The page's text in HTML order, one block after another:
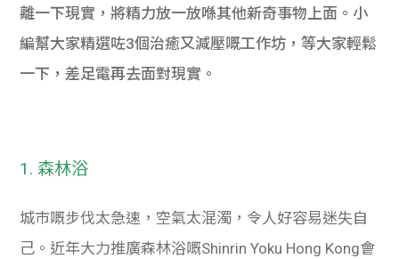
離一下現實，將精力放一放喺其他新奇事物上面。小
編幫大家精選咗3個治癒又減壓嘅工作坊，等大家輕鬆
一下，差足電再去面對現實。
1. 森林浴
城市嘅步伐太急速，空氣太混濁，令人好容易迷失自
己。近年大力推廣森林浴嘅Shinrin Yoku Hong Kong會